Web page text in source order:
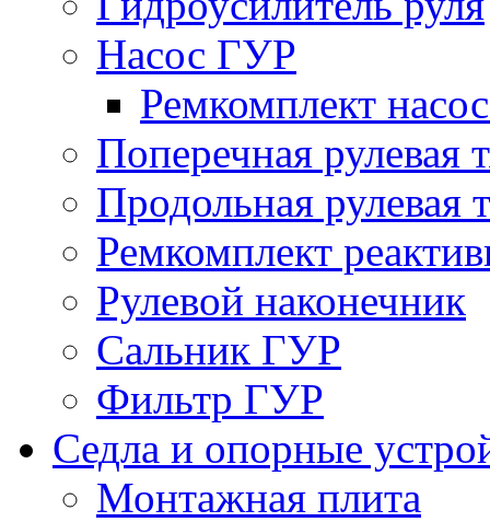
Насос ГУР
Ремкомплект
Поперечная рулевая
Продольная рулевая
Ремкомплект
Рулевой наконечник
Сальник ГУР
Фильтр ГУР
Седла и опорные
Монтажная плита